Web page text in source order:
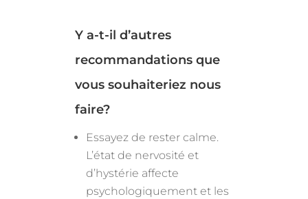
Y a-t-il d’autres
recommandations que
vous souhaiteriez nous
faire?
Essayez de rester calme.
L’état de nervosité et
d’hystérie affecte
psychologiquement et les